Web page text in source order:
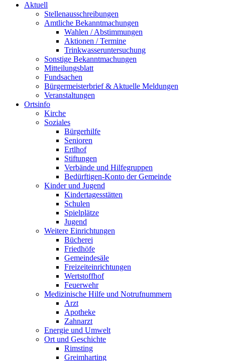
Aktuell
Stellenausschreibungen
Amtliche Bekanntmachungen
Wahlen / Abstimmungen
Aktionen / Termine
Trinkwasseruntersuchung
Sonstige Bekanntmachungen
Mitteilungsblatt
Fundsachen
Bürgermeisterbrief & Aktuelle Meldungen
Veranstaltungen
Ortsinfo
Kirche
Soziales
Bürgerhilfe
Senioren
Ertlhof
Stiftungen
Verbände und Hilfegruppen
Bedürftigen-Konto der Gemeinde
Kinder und Jugend
Kindertagesstätten
Schulen
Spielplätze
Jugend
Weitere Einrichtungen
Bücherei
Friedhöfe
Gemeindesäle
Freizeiteinrichtungen
Wertstoffhof
Feuerwehr
Medizinische Hilfe und Notrufnummern
Arzt
Apotheke
Zahnarzt
Energie und Umwelt
Ort und Geschichte
Rimsting
Greimharting